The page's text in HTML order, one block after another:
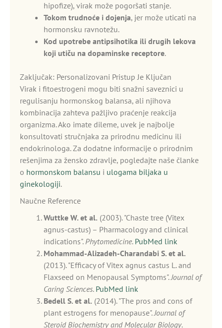
hipofize), virak može pogoršati stanje.
Tokom trudnoće i dojenja, jer može uticati na
hormonsku ravnotežu.
Kod upotrebe antipsihotika ili drugih lekova
koji utiču na dopaminske receptore.
Zaključak: Personalizovani Pristup Je Ključan
Virak i fitoestrogeni mogu biti snažni saveznici u
regulisanju hormonskog balansa, ali njihova
kombinacija zahteva pažljivo praćenje reakcija
organizma. Ako imate dileme, uvek je najbolje
konsultovati stručnjaka za prirodnu medicinu ili
endokrinologa. Za dodatne informacije o prirodnim
rešenjima za žensko zdravlje, pogledajte naše članke
o hormonskom balansu i ulogama biljaka u
ginekologiji.
Naučne Reference
Wuttke W. et al. (2003). "Chaste tree (Vitex
agnus-castus) – Pharmacology and clinical
indications".Phytomedicine. PubMed link
Mohammad-Alizadeh-Charandabi S. et al.
(2013). "Efficacy of Vitex agnus castus L. and
Flaxseed on Menopausal Symptoms".Journal of
Caring Sciences. PubMed link
Bedell S. et al. (2014). "The pros and cons of
plant estrogens for menopause".Journal of
Steroid Biochemistry and Molecular Biology.